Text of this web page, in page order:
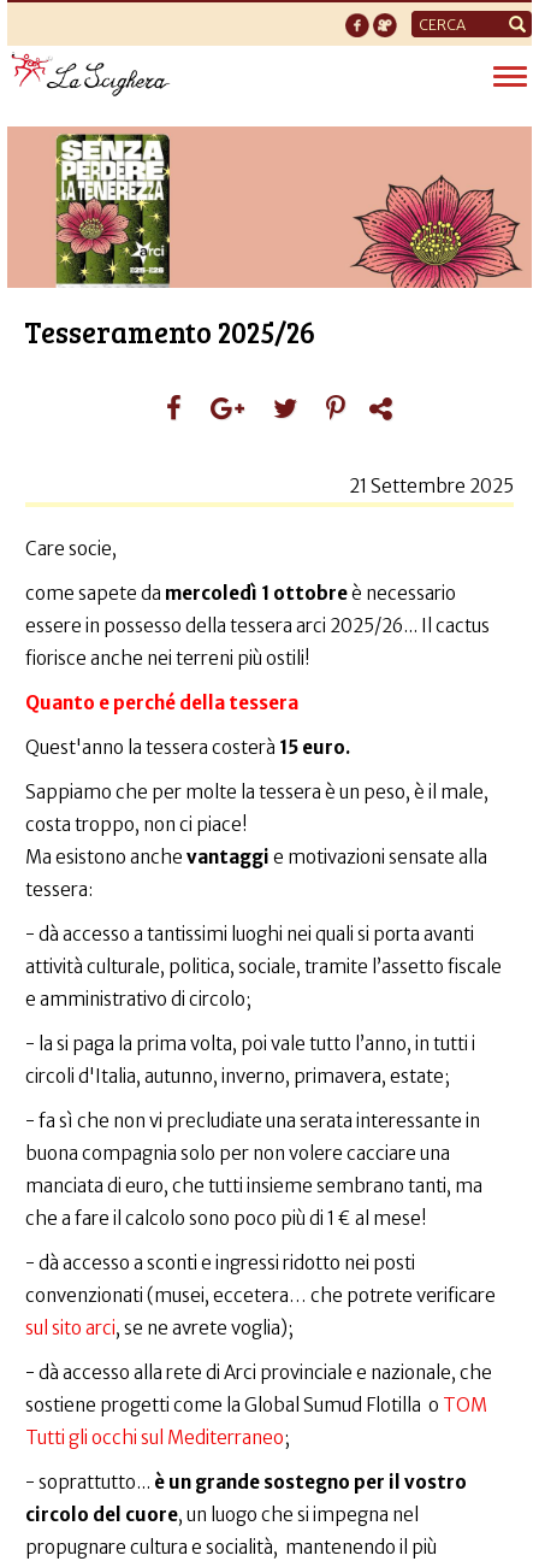
Form
di
ricerca
Tesseramento 2025/26
21 Settembre 2025
Care socie,
come sapete da mercoledì 1 ottobreè necessario
essere in possesso della tessera arci 2025/26... Il cactus
fiorisce anche nei terreni più ostili!
Quanto e perché della tessera
Quest'anno la tessera costerà 15 euro.
Sappiamo che per molte la tessera è un peso, è il male,
costa troppo, non ci piace!
Ma esistono anche vantaggi e motivazioni sensate alla
tessera:
- dà accesso a tantissimi luoghi nei quali si porta avanti
attività culturale, politica, sociale, tramite l’assetto fiscale
e amministrativo di circolo;
- la si paga la prima volta, poi vale tutto l’anno, in tutti i
circoli d'Italia, autunno, inverno, primavera, estate;
- fa sì che non vi precludiate una serata interessante in
buona compagnia solo per non volere cacciare una
manciata di euro, che tutti insieme sembrano tanti, ma
che a fare il calcolo sono poco più di 1 € al mese!
- dà accesso a sconti e ingressi ridotto nei posti
convenzionati (musei, eccetera… che potrete verificare
sul sito arci, se ne avrete voglia);
- dà accesso alla rete di Arci provinciale e nazionale, che
sostiene progetti come la Global Sumud Flotilla o TOM
Tutti gli occhi sul Mediterraneo;
- soprattutto... è un grande sostegno per il vostro
circolo del cuore, un luogo che si impegna nel
propugnare cultura e socialità, mantenendo il più